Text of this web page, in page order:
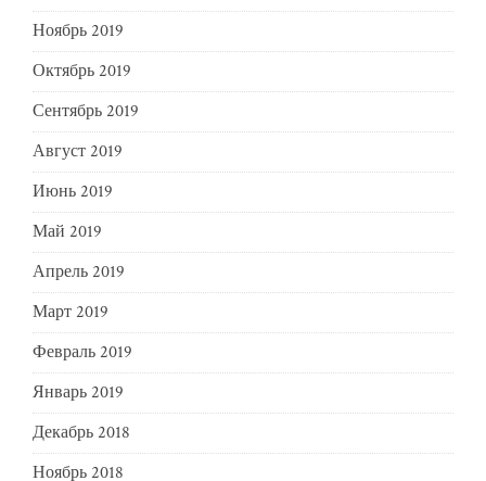
Ноябрь 2019
Октябрь 2019
Сентябрь 2019
Август 2019
Июнь 2019
Май 2019
Апрель 2019
Март 2019
Февраль 2019
Январь 2019
Декабрь 2018
Ноябрь 2018